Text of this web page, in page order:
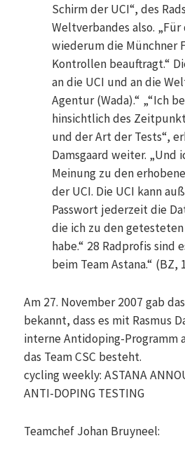
Schirm der UCI“, des
Weltverbandes also.
wiederum die Münchner
Kontrollen beauftragt.“
an die UCI und an die
Agentur (Wada).“ „“Ich
hinsichtlich des
und der Art der Tests“,
Damsgaard weiter. „Und
Meinung zu den
der UCI. Die UCI kann
Passwort jederzeit die
die ich zu den
habe.“ 28 Radprofis sind
beim Team Astana.“ (BZ,
Am 27. November 2007 gab
bekannt, dass es mit Rasmus
interne Antidoping-Programm
das Team CSC besteht.
cycling weekly: ASTANA
ANTI-DOPING TESTING
Teamchef Johan Bruyneel: